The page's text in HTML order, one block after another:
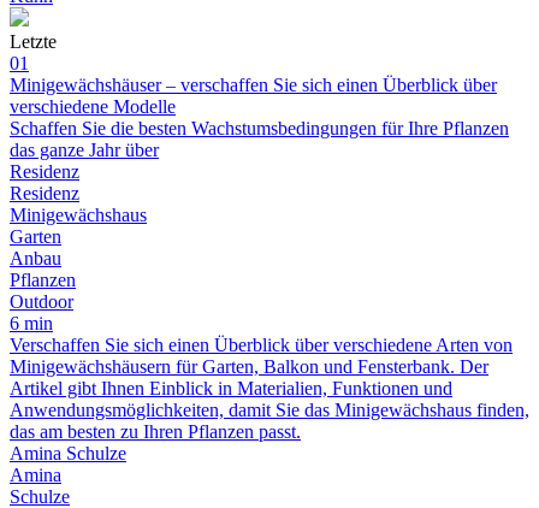
Letzte
01
Minigewächshäuser – verschaffen Sie sich einen Überblick über
verschiedene Modelle
Schaffen Sie die besten Wachstumsbedingungen für Ihre Pflanzen
das ganze Jahr über
Residenz
Residenz
Minigewächshaus
Garten
Anbau
Pflanzen
Outdoor
6 min
Verschaffen Sie sich einen Überblick über verschiedene Arten von
Minigewächshäusern für Garten, Balkon und Fensterbank. Der
Artikel gibt Ihnen Einblick in Materialien, Funktionen und
Anwendungsmöglichkeiten, damit Sie das Minigewächshaus finden,
das am besten zu Ihren Pflanzen passt.
Amina Schulze
Amina
Schulze